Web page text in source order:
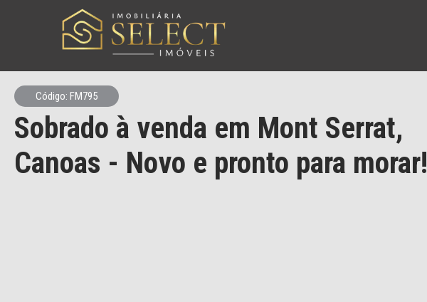
Código: FM795
Sobrado à venda em Mont Serrat,
Canoas - Novo e pronto para morar!